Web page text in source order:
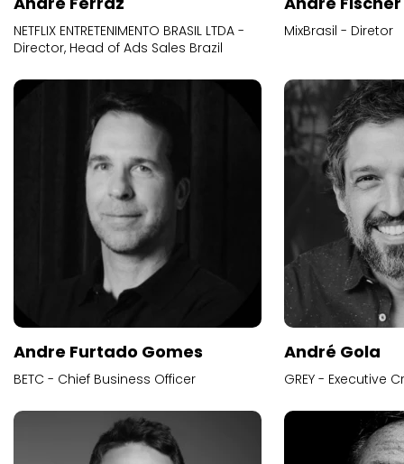
NETFLIX ENTRETENIMENTO BRASIL LTDA -
Director, Head of Ads Sales Brazil
MixBrasil - Diretor
Andre Furtado Gomes
BETC - Chief Business Officer
André Gola
GREY - Executive